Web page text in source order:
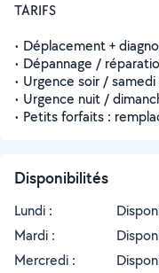
TARIFS
• Déplacement +
• Dépannage /
• Urgence soir /
• Urgence nuit /
• Petits forfaits :
Disponibilités
Lundi :
Mardi :
Mercredi :